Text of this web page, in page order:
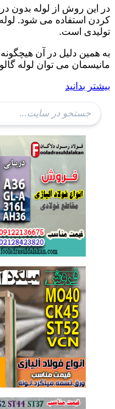
در این روش از لوله بدون
کردن استفاده می شود.
تولیدی است.
به همین دلیل در آن هیچگونه
مانیسمان می توان لوله
بیشتر بدانید